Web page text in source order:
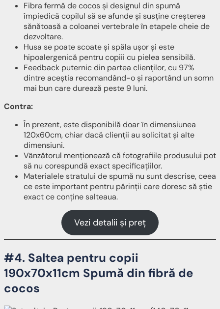
Fibra fermă de cocos și designul din spumă
împiedică copilul să se afunde și susține creșterea
sănătoasă a coloanei vertebrale în etapele cheie de
dezvoltare.
Husa se poate scoate și spăla ușor și este
hipoalergenică pentru copiii cu pielea sensibilă.
Feedback puternic din partea clienților, cu 97%
dintre aceștia recomandând-o și raportând un somn
mai bun care durează peste 9 luni.
Contra:
În prezent, este disponibilă doar în dimensiunea
120x60cm, chiar dacă clienții au solicitat și alte
dimensiuni.
Vânzătorul menționează că fotografiile produsului pot
să nu corespundă exact specificațiilor.
Materialele stratului de spumă nu sunt descrise, ceea
ce este important pentru părinții care doresc să știe
exact ce conține salteaua.
Vezi detalii și preț
#4. Saltea pentru copii
190x70x11cm Spumă din fibră de
cocos